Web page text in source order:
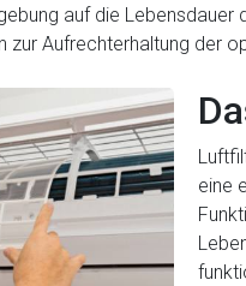
auf die
zur Aufrechterhaltung der
eine